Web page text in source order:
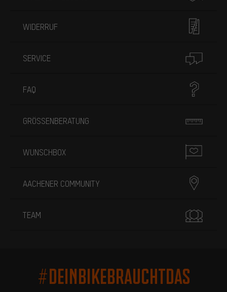
WIDERRUF
SERVICE
FAQ
GRÖSSENBERATUNG
WUNSCHBOX
AACHENER COMMUNITY
TEAM
#DEINBIKEBRAUCHTDAS